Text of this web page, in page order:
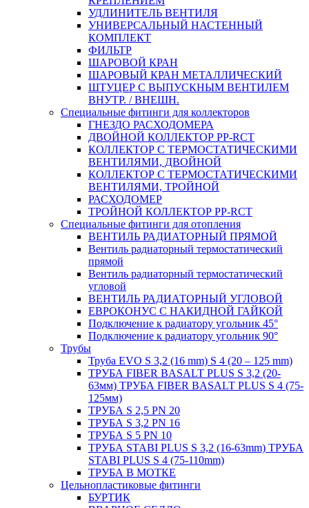
УДЛИНИТЕЛЬ ВЕНТИЛЯ
УНИВЕРСАЛЬНЫЙ НАСТЕННЫЙ
КОМПЛЕКТ
ФИЛЬТР
ШАРОВОЙ КРАН
ШАРОВЫЙ КРАН МЕТАЛЛИЧЕСКИЙ
ШТУЦЕР С ВЫПУСКНЫМ ВЕНТИЛЕМ
ВНУТР. / ВНЕШН.
Специальные фитинги для коллекторов
ГНЕЗДО РАСХОДОМЕРА
ДВОЙНОЙ КОЛЛЕКТОР PP-RCT
КОЛЛЕКТОР С ТЕРМОСТАТИЧЕСКИМИ
ВЕНТИЛЯМИ, ДВОЙНОЙ
КОЛЛЕКТОР С ТЕРМОСТАТИЧЕСКИМИ
ВЕНТИЛЯМИ, ТРОЙНОЙ
РАСХОДОМЕР
ТРОЙНОЙ КОЛЛЕКТОР PP-RCT
Специальные фитинги для отопления
ВЕНТИЛЬ РАДИАТОРНЫЙ ПРЯМОЙ
Вентиль радиаторный термостатический
прямой
Вентиль радиаторный термостатический
угловой
ВЕНТИЛЬ РАДИАТОРНЫЙ УГЛОВОЙ
ЕВРОКОНУС С НАКИДНОЙ ГАЙКОЙ
Подключение к радиатору угольник 45°
Подключение к радиатору угольник 90°
Трубы
Труба EVO S 3,2 (16 mm) S 4 (20 – 125 mm)
ТРУБА FIBER BASALT PLUS S 3,2 (20-
63мм) ТРУБА FIBER BASALT PLUS S 4 (75-
125мм)
ТРУБА S 2,5 PN 20
ТРУБА S 3,2 PN 16
ТРУБА S 5 PN 10
ТРУБА STABI PLUS S 3,2 (16-63mm) ТРУБА
STABI PLUS S 4 (75-110mm)
ТРУБА В МОТКЕ
Цельнопластиковые фитинги
БУРТИК